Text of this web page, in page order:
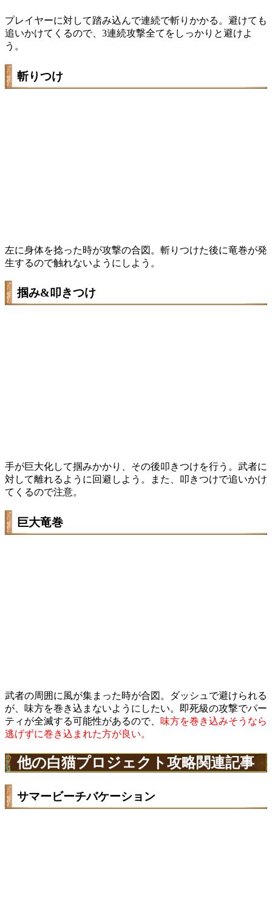
プレイヤーに対して踏み込んで連続で斬りかかる。避けても
追いかけてくるので、3連続攻撃全てをしっかりと避けよ
う。
斬りつけ
左に身体を捻った時が攻撃の合図。斬りつけた後に竜巻が発
生するので触れないようにしよう。
掴み&叩きつけ
手が巨大化して掴みかかり、その後叩きつけを行う。武者に
対して離れるように回避しよう。また、叩きつけで追いかけ
てくるので注意。
巨大竜巻
武者の周囲に風が集まった時が合図。ダッシュで避けられる
が、味方を巻き込まないようにしたい。即死級の攻撃でパー
ティが全滅する可能性があるので、 味方を巻き込みそうなら
逃げずに巻き込まれた方が良い。
他の白猫プロジェクト攻略関連記事
サマービーチバケーション